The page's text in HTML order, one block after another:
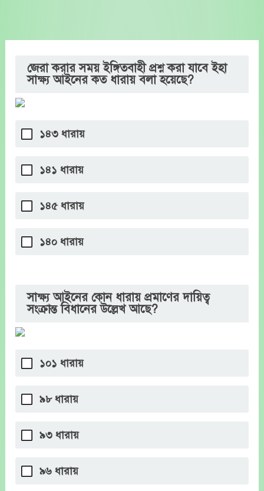
জেরা করার সময় ইঙ্গিতবাহী প্রশ্ন করা যাবে ইহা
সাক্ষ্য আইনের কত ধারায় বলা হয়েছে?
১৪৩ ধারায়
১৪১ ধারায়
১৪৫ ধারায়
১৪০ ধারায়
সাক্ষ্য আইনের কোন ধারায় প্রমাণের দায়িত্ব
সংক্রান্ত বিধানের উল্লেখ আছে?
১০১ ধারায়
৯৮ ধারায়
৯৩ ধারায়
৯৬ ধারায়